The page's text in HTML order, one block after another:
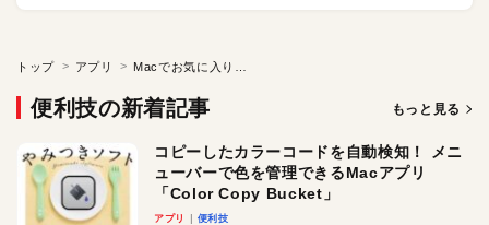
トップ アプリ
便利技の新着記事 もっと見る
コピーしたカラーコードを自動検知！ メニ
ューバーで色を管理できるMacアプリ
「Color Copy Bucket」
アプリ 便利技